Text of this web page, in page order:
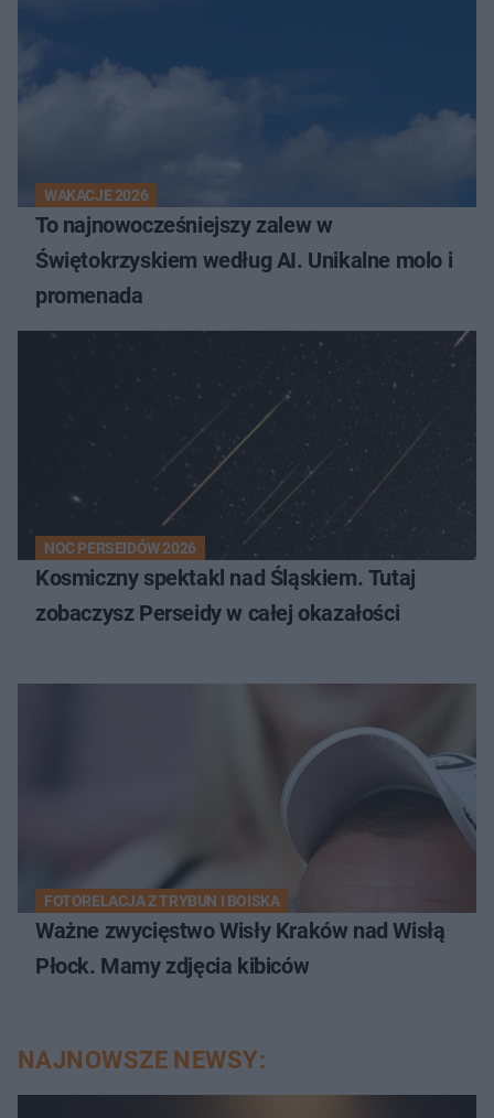
WAKACJE 2026
To najnowocześniejszy zalew w
Świętokrzyskiem według AI. Unikalne molo i
promenada
NOC PERSEIDÓW 2026
Kosmiczny spektakl nad Śląskiem. Tutaj
zobaczysz Perseidy w całej okazałości
FOTORELACJA Z TRYBUN I BOISKA
Ważne zwycięstwo Wisły Kraków nad Wisłą
Płock. Mamy zdjęcia kibiców
NAJNOWSZE NEWSY: